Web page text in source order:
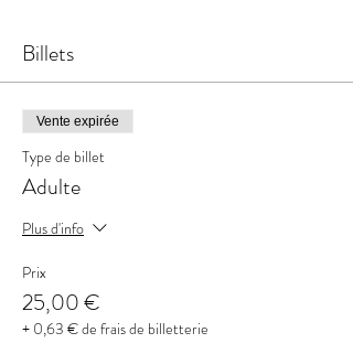
Billets
Vente expirée
Type de billet
Adulte
Plus d'info
Prix
25,00 €
+ 0,63 € de frais de billetterie